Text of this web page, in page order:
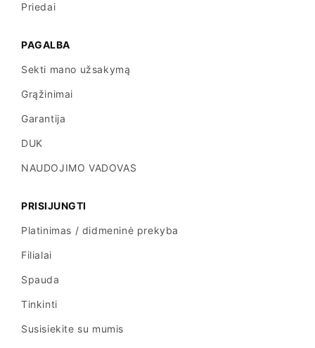
Priedai
PAGALBA
Sekti mano užsakymą
Grąžinimai
Garantija
DUK
NAUDOJIMO VADOVAS
PRISIJUNGTI
Platinimas / didmeninė prekyba
Filialai
Spauda
Tinkinti
Susisiekite su mumis